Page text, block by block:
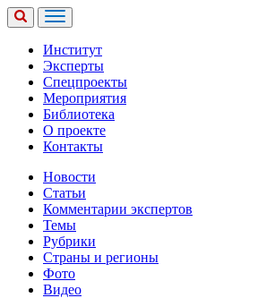
Институт
Эксперты
Спецпроекты
Мероприятия
Библиотека
О проекте
Контакты
Новости
Статьи
Комментарии экспертов
Темы
Рубрики
Страны и регионы
Фото
Видео